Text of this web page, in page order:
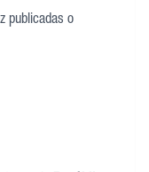
publicadas o